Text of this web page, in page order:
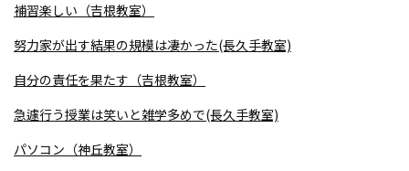
補習楽しい（吉根教室）
努力家が出す結果の規模は凄かった(長久手教室)
自分の責任を果たす（吉根教室）
急遽行う授業は笑いと雑学多めで(長久手教室)
パソコン（神丘教室）